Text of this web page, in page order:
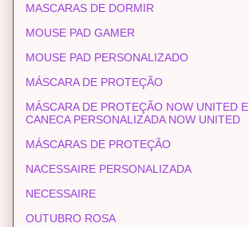
MASCARAS DE DORMIR
MOUSE PAD GAMER
MOUSE PAD PERSONALIZADO
MÁSCARA DE PROTEÇÃO
MÁSCARA DE PROTEÇÃO NOW UNITED E
CANECA PERSONALIZADA NOW UNITED
MÁSCARAS DE PROTEÇÃO
NACESSAIRE PERSONALIZADA
NECESSAIRE
OUTUBRO ROSA